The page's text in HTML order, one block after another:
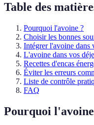
Table des
Pourquoi l'avoine ?
Choisir les bonnes
Intégrer l'avoine dans
L'avoine dans vos
Recettes d'encas
Éviter les erreurs
Liste de contrôle
FAQ
Pourquoi